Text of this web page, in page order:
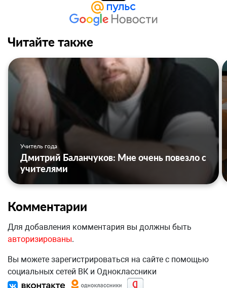
Читайте также
Учитель года
Дмитрий Баланчуков: Мне очень повезло с
учителями
Комментарии
Для добавления комментария вы должны быть
авторизированы.
Вы можете зарегистрироваться на сайте с помощью
социальных сетей ВК и Одноклассники